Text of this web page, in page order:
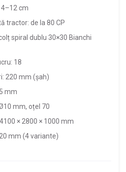
cm
tractor: de la 80 CP
spiral dublu 30×30 Bianchi
18
220 mm (șah)
mm
mm, oțel 70
× 2800 × 1000 mm
mm (4 variante)